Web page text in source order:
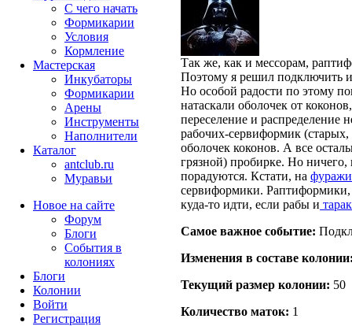
Так же, как и мессорам,
Поэтому я решил подключить
Но особой радости по этому
натаскали оболочек от
переселение и распределение
рабочих-сервиформик
оболочек коконов. А все
грязной) пробирке. Но
порадуются. Кстати, на
сервиформики. Раптиформики,
куда-то идти, если рабы и
Самое важное событие:
Изменения в составе
Текущий размер кoлонии: 50
Количество маток: 1
С чего начать
Формикарии
Условия
Кормление
Мастерская
Инкубаторы
Формикарии
Арены
Инструменты
Наполнители
Каталог
antclub.ru
Муравьи
Новое на сайте
Форум
Блоги
События в
колониях
Блоги
Колонии
Войти
Peгиcтpaция